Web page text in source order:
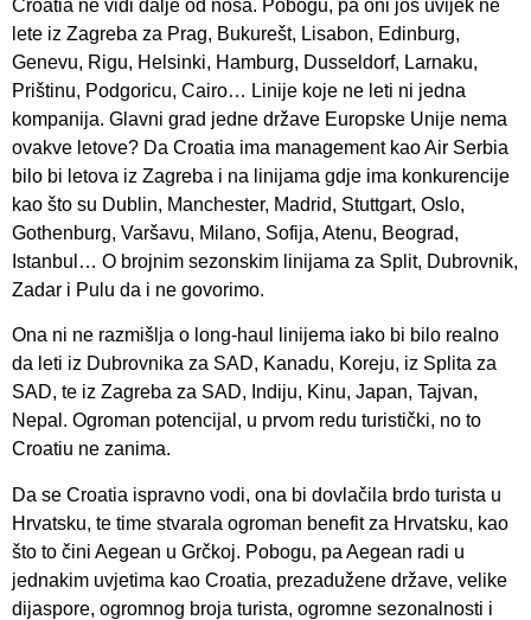
Croatia ne vidi dalje od nosa. Pobogu, pa oni još uvijek ne
lete iz Zagreba za Prag, Bukurešt, Lisabon, Edinburg,
Genevu, Rigu, Helsinki, Hamburg, Dusseldorf, Larnaku,
Prištinu, Podgoricu, Cairo… Linije koje ne leti ni jedna
kompanija. Glavni grad jedne države Europske Unije nema
ovakve letove? Da Croatia ima management kao Air Serbia
bilo bi letova iz Zagreba i na linijama gdje ima konkurencije
kao što su Dublin, Manchester, Madrid, Stuttgart, Oslo,
Gothenburg, Varšavu, Milano, Sofija, Atenu, Beograd,
Istanbul… O brojnim sezonskim linijama za Split, Dubrovnik,
Zadar i Pulu da i ne govorimo.
Ona ni ne razmišlja o long-haul linijema iako bi bilo realno
da leti iz Dubrovnika za SAD, Kanadu, Koreju, iz Splita za
SAD, te iz Zagreba za SAD, Indiju, Kinu, Japan, Tajvan,
Nepal. Ogroman potencijal, u prvom redu turistički, no to
Croatiu ne zanima.
Da se Croatia ispravno vodi, ona bi dovlačila brdo turista u
Hrvatsku, te time stvarala ogroman benefit za Hrvatsku, kao
što to čini Aegean u Grčkoj. Pobogu, pa Aegean radi u
jednakim uvjetima kao Croatia, prezadužene države, velike
dijaspore, ogromnog broja turista, ogromne sezonalnosti i